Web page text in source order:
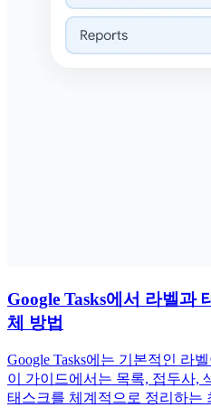
Google Tasks에서 라벨과
체 방법
Google Tasks에는 기본적인 라
이 가이드에서는 목록, 접두사,
태스크를 체계적으로 정리하는